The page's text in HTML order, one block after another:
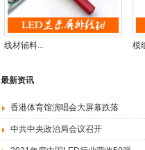
线材辅料... 模
最新资讯
香港体育馆演唱会大屏幕跌落
中共中央政治局会议召开